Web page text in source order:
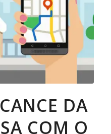
DA
COM O